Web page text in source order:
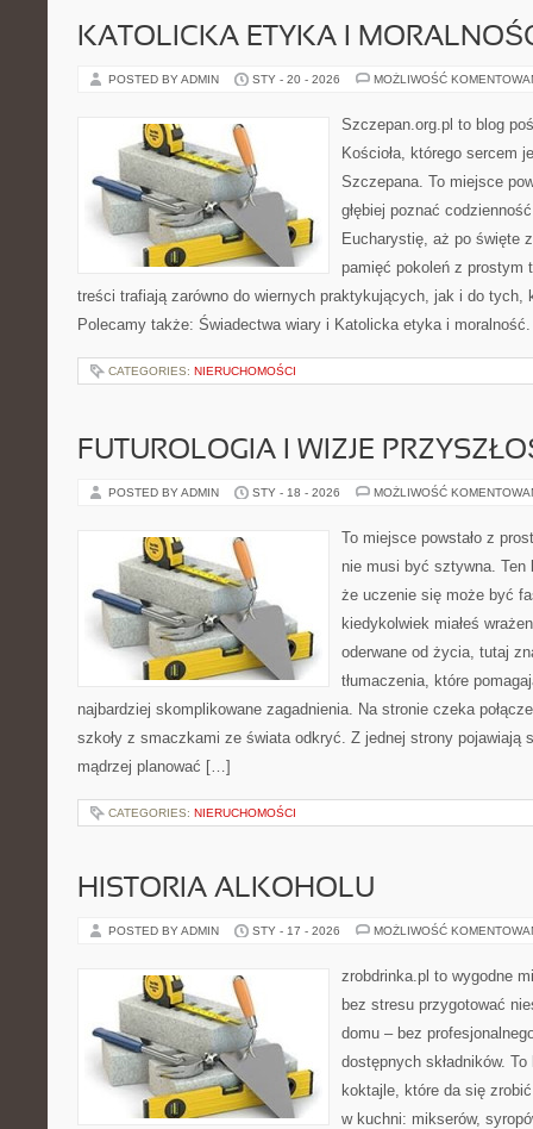
KATOLICKA ETYKA I
POSTED BY ADMIN STY - 20 - 2026 MOŻLIWOŚĆ
Szczepan.org.pl to blog
Kościoła, którego sercem
Szczepana. To miejsce
głębiej poznać
Eucharystię, aż po święte
pamięć pokoleń z prostym
treści trafiają zarówno do wiernych praktykujących, jak i do tych,
Polecamy także: Świadectwa wiary i Katolicka etyka i
CATEGORIES: NIERUCHOMOŚCI
FUTUROLOGIA I WIZJE
POSTED BY ADMIN STY - 18 - 2026 MOŻLIWOŚĆ
To miejsce powstało z
nie musi być sztywna.
że uczenie się może być
kiedykolwiek miałeś
oderwane od życia, tutaj
tłumaczenia, które
najbardziej skomplikowane zagadnienia. Na stronie czeka
szkoły z smaczkami ze świata odkryć. Z jednej strony pojawiają
mądrzej planować […]
CATEGORIES: NIERUCHOMOŚCI
HISTORIA ALKOHOLU
POSTED BY ADMIN STY - 17 - 2026 MOŻLIWOŚĆ
zrobdrinka.pl to wygodne
bez stresu przygotować
domu – bez
dostępnych składników.
koktajle, które da się
w kuchni: mikserów,